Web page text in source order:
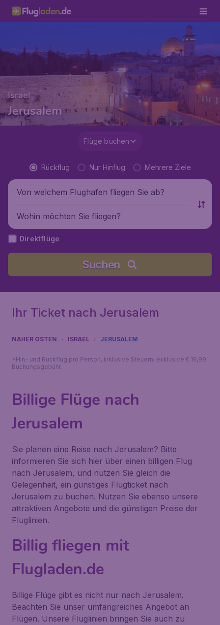
Israel
Jerusalem
Flüge buchen
Rückflug Nur Hinflug Mehrere Ziele
Von welchem Flughafen fliegen Sie ab?
Wohin möchten Sie fliegen?
Direktflüge
Suchen
Ihr Ticket nach Jerusalem
NAHER OSTEN ISRAEL JERUSALEM
*Hin- und Rückflug pro Person, inklusive Steuern, exklusive € 19,99
Buchungsgebühr.
Billige Flüge nach
Jerusalem
Sie planen eine Reise nach Jerusalem? Bitte
informieren Sie sich hier über einen billigen Flug
nach Jerusalem, und nutzen Sie gleich die
Gelegenheit, ein günstiges Flugticket nach
Jerusalem zu buchen. Nutzen Sie ebenso unsere
attraktiven Angebote und die günstigen Preise der
Fluglinien.
Billig fliegen mit
Flugladen.de
Billige Flüge gibt es nicht nur nach Jerusalem.
Beachten Sie unser umfangreiches Angebot an
Flügen. Unsere Fluglinien bringen Sie auch zu